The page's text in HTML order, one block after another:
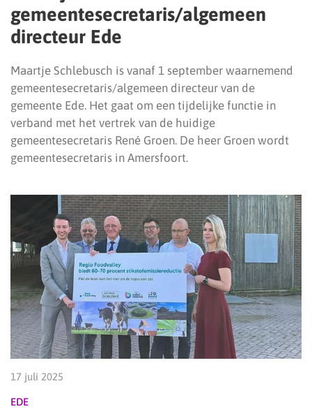
gemeentesecretaris/algemeen
directeur Ede
Maartje Schlebusch is vanaf 1 september waarnemend
gemeentesecretaris/algemeen directeur van de
gemeente Ede. Het gaat om een tijdelijke functie in
verband met het vertrek van de huidige
gemeentesecretaris René Groen. De heer Groen wordt
gemeentesecretaris in Amersfoort.
17 juli 2025
EDE